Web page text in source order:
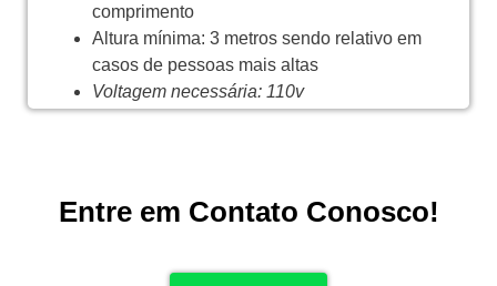
comprimento
Altura mínima: 3 metros sendo relativo em
casos de pessoas mais altas
Voltagem necessária: 110v
Entre em Contato Conosco!